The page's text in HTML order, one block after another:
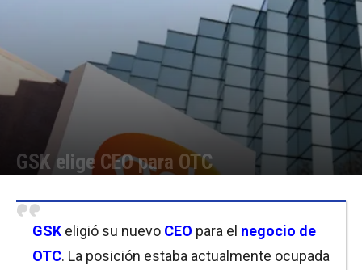
GSK elige CEO para OTC
GSK eligió su nuevo CEO para el negocio de
OTC. La posición estaba actualmente ocupada